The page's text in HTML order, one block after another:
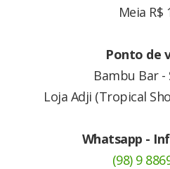
Meia R$
Ponto de
Bambu Bar -
Loja Adji (Tropical
Whatsapp -
(98) 9